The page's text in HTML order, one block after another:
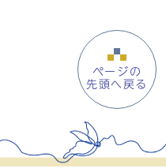
ページの
先頭へ戻る